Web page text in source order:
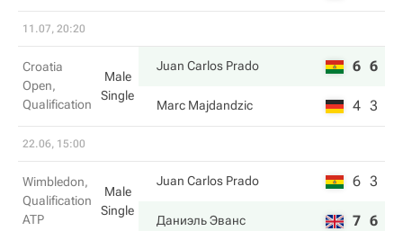
11.07, 20:20
Croatia
Open,
Qualification
Male
Single
Juan Carlos Prado 6 6
Marc Majdandzic 4 3
22.06, 15:00
Wimbledon,
Qualification
ATP
Male
Single
Juan Carlos Prado 6 3
Даниэль Эванс 7 6